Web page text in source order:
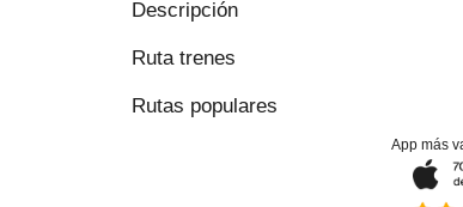
Descripción
Ruta trenes
Rutas populares
App más